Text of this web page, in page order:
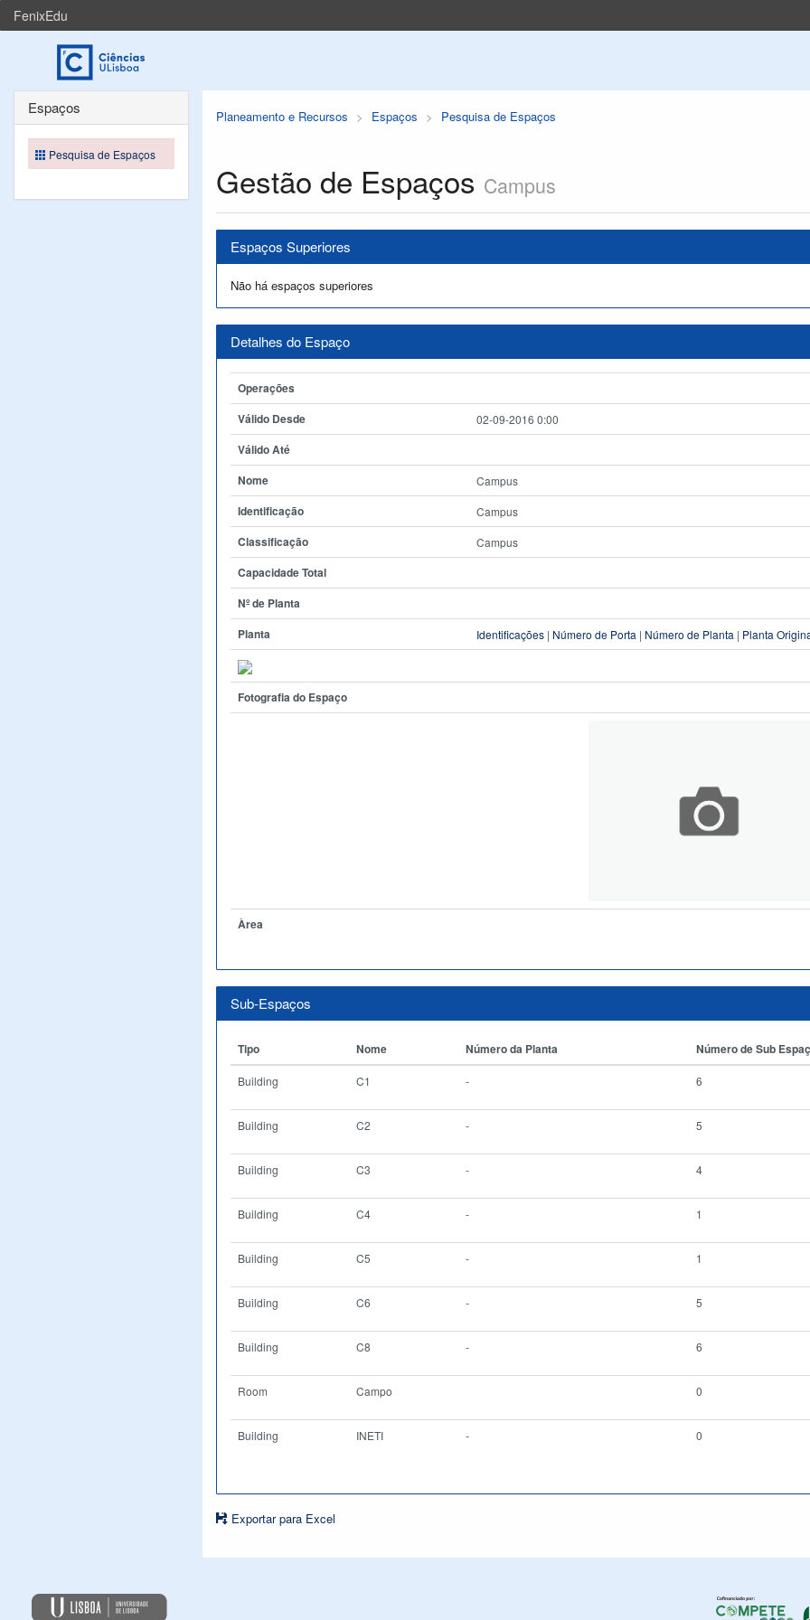
FenixEdu
Planeamento e Recursos Espaços Pesquisa de Espaços
Gestão de Espaços Campus
Espaços Superiores
Não há espaços superiores
Detalhes do Espaço
Operações
Válido Desde
02-09-2016 0:00
Válido Até
Nome
Campus
Identificação Campus
Classificação Campus
Capacidade Total
Nº de Planta
Planta
Identificações | Número de Porta | Número de Planta | Planta
Fotografia do Espaço
Àrea
Sub-Espaços
Tipo Nome Número da Planta Número de Sub
Building C1 - 6
Building C2 - 5
Building C3 - 4
Building C4 - 1
Building C5 - 1
Building C6 - 5
Building C8 - 6
Room Campo 0
Building INETI - 0
Exportar para Excel
Espaços
Pesquisa de Espaços